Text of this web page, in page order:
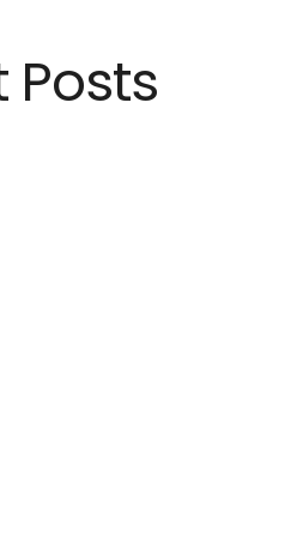
Posts